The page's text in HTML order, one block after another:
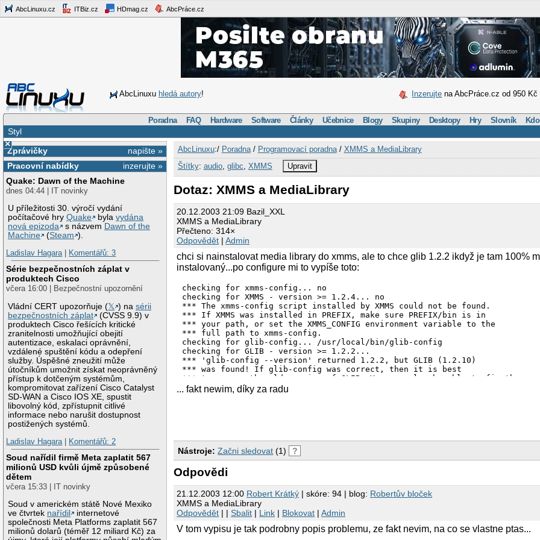
AbcLinuxu.cz ITBiz.cz HDmag.cz AbcPráce.cz
AbcLinuxu hledá autory! Inzerujte na AbcPráce.cz od 950 Kč
Poradna FAQ Hardware Software Články Učebnice Blogy Skupiny Desktopy Hry Slovník
Styl
×
napište »
Zprávičky
inzerujte »
Pracovní nabídky
Quake: Dawn of the Machine
dnes 04:44 | IT novinky
U příležitosti 30. výročí vydání
počítačové hryQuake bylavydána
nová epizoda
s názvem Dawn of the
Machine
(Steam ).
Ladislav Hagara| Komentářů: 3
Série bezpečnostních záplat v
produktech Cisco
včera 16:00 | Bezpečnostní upozornění
Vládní CERT upozorňuje (𝕏 ) nasérii
bezpečnostních záplat
(CVSS 9.9) v
produktech Cisco řešících kritické
zranitelnosti umožňující obejití
autentizace, eskalaci oprávnění,
vzdálené spuštění kódu a odepření
služby. Úspěšné zneužití může
útočníkům umožnit získat neoprávněný
přístup k dotčeným systémům,
kompromitovat zařízení Cisco Catalyst
SD-WAN a Cisco IOS XE, spustit
libovolný kód, zpřístupnit citlivé
informace nebo narušit dostupnost
postižených systémů.
Ladislav Hagara| Komentářů: 2
Soud nařídil firmě Meta zaplatit 567
milionů USD kvůli újmě způsobené
dětem
včera 15:33 | IT novinky
Soud v americkém státě Nové Mexiko
ve čtvrtek nařídil
internetové
společnosti Meta Platforms zaplatit 567
milionů dolarů (téměř 12 miliard Kč) za
AbcLinuxu:/ Poradna/ Programovací poradna/ XMMS a MediaLibrary
Štítky: audio, glibc XMMS Upravit
Dotaz: XMMS a MediaLibrary
20.12.2003 21:09 Bazil_XXL
XMMS a MediaLibrary
Přečteno: 314×
Odpovědět |Admin
chci si nainstalovat media library do xmms, ale to chce glib 1.2.2 ikdyž je tam 100%
instalovaný...po configure mi to vypíše toto:
checking for xmms-config... no
checking for XMMS - version >= 1.2.4... no
*** The xmms-config script installed by XMMS could not be found.
*** If XMMS was installed in PREFIX, make sure PREFIX/bin is in
*** your path, or set the XMMS_CONFIG environment variable to the
*** full path to xmms-config.
checking for glib-config... /usr/local/bin/glib-config
checking for GLIB - version >= 1.2.2...
*** 'glib-config --version' returned 1.2.2, but GLIB (1.2.10)
*** was found! If glib-config was correct, then it is best
*** to remove the old version of GLIB. You may also be able to fix the
*** by modifying your LD_LIBRARY_PATH enviroment variable, or by editing
*** /etc/ld.so.conf. Make sure you have run ldconfig if that is
no
configure: error: *** GLIB >= 1.2.2 not installed - please install first
... fakt newim, díky za radu
Nástroje: Začni sledovat (1) ?
Odpovědi
21.12.2003 12:00 Robert Krátký | skóre: 94 | blog: Robertův bloček
XMMS a MediaLibrary
Odpovědět | |Sbalit | Link | Blokovat |Admin
V tom vypisu je tak podrobny popis problemu, ze fakt nevim, na co se vlastne ptas...